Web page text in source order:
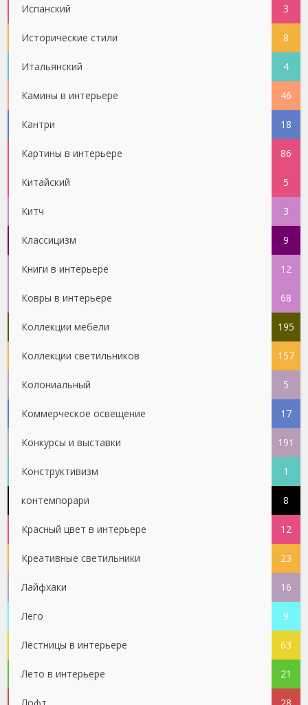
Испанский 3
Исторические стили 8
Итальянский 4
Камины в интерьере 46
Кантри 18
Картины в интерьере 86
Китайский 5
Китч 3
Классицизм 9
Книги в интерьере 12
Ковры в интерьере 68
Коллекции мебели 195
Коллекции светильников 157
Колониальный 5
Коммерческое освещение 17
Конкурсы и выставки 191
Конструктивизм 1
контемпорари 8
Красный цвет в интерьере 12
Креативные светильники 23
Лайфхаки 16
Лего 9
Лестницы в интерьере 63
Лето в интерьере 21